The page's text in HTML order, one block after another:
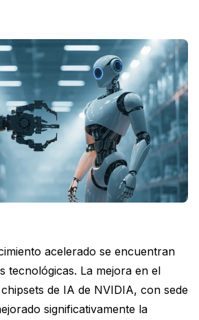
acelerado se encuentran
tecnológicas. La mejora en el
de IA de NVIDIA, con sede
significativamente la